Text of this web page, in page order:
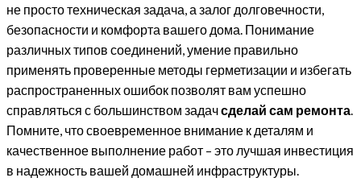
не просто техническая задача, а залог долговечности,
безопасности и комфорта вашего дома. Понимание
различных типов соединений, умение правильно
применять проверенные методы герметизации и избегать
распространенных ошибок позволят вам успешно
справляться с большинством задачсделай сам ремонта.
Помните, что своевременное внимание к деталям и
качественное выполнение работ – это лучшая инвестиция
в надежность вашей домашней инфраструктуры.